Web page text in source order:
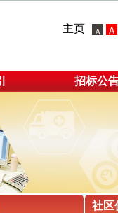
主页
招标公
社区